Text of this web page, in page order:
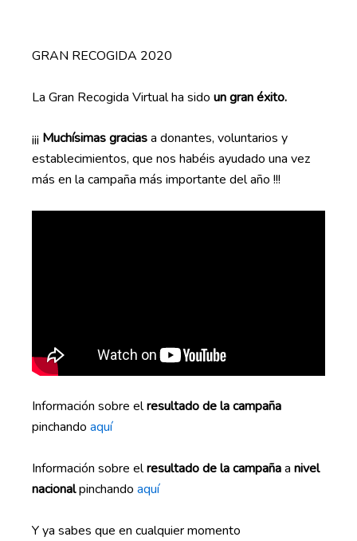
GRAN RECOGIDA 2020
La Gran Recogida Virtual ha sido un gran éxito.
¡¡¡ Muchísimas graciasa donantes, voluntarios y
establecimientos, que nos habéis ayudado una vez
más en la campaña más importante del año !!!
Información sobre elresultado de la campaña
pinchando aquí
Información sobre elresultado de la campañaa nivel
nacionalpinchando aquí
Y ya sabes que en cualquier momento